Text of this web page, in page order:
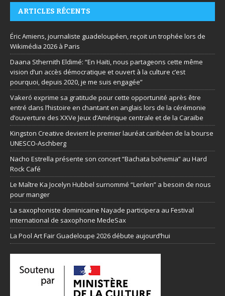
ARTICLES RÉCENTS
Éric Amiens, journaliste guadeloupéen, reçoit un trophée lors de
Wikimédia 2026 à Paris
Daana Sthernith Eldimé: “En Haïti, nous partageons cette même
vision d’un accès démocratique et ouvert à la culture c’est
pourquoi, depuis 2020, je me suis engagée”
Vakeró exprime sa gratitude pour cette opportunité après être
entré dans l’histoire en chantant en anglais lors de la cérémonie
d’ouverture des XXVe Jeux d’Amérique centrale et de la Caraïbe
Kingston Creative devient le premier lauréat caribéen de la bourse
UNESCO-Aschberg
Nacho Estrella présente son concert “Bachata bohemia” au Hard
Rock Café
Le Maître Ka Jocelyn Hubbel surnommé “Lenlen” a besoin de nous
pour manger
La saxophoniste dominicaine Nayade participera au Festival
international de saxophone MedeSax
La Pool Art Fair Guadeloupe 2026 débute aujourd’hui